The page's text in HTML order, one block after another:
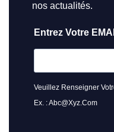
nos actualités.
Entrez Votre
Veuillez Renseigner
Ex. : Abc@xyz.com